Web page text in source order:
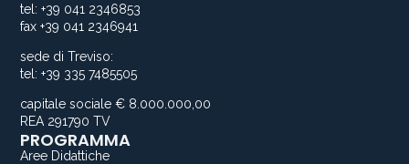
tel: +39 041 2346853
fax +39 041 2346941
sede di Treviso:
tel: +39 335 7485505
capitale sociale € 8.000.000,00
REA 291790 TV
PROGRAMMA
Aree Didattiche